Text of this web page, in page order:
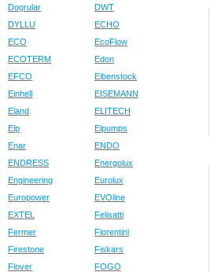
Dogrular
DWT
DYLLU
ECHO
ECO
EcoFlow
ECOTERM
Edon
EFCO
Eibenstock
Einhell
EISEMANN
Eland
ELITECH
Elp
Elpumps
Enar
ENDO
ENDRESS
Energolux
Engineering
Eurolux
Europower
EVOline
EXTEL
Felisatti
Fermer
Fiorentini
Firestone
Fiskars
Flover
FOGO